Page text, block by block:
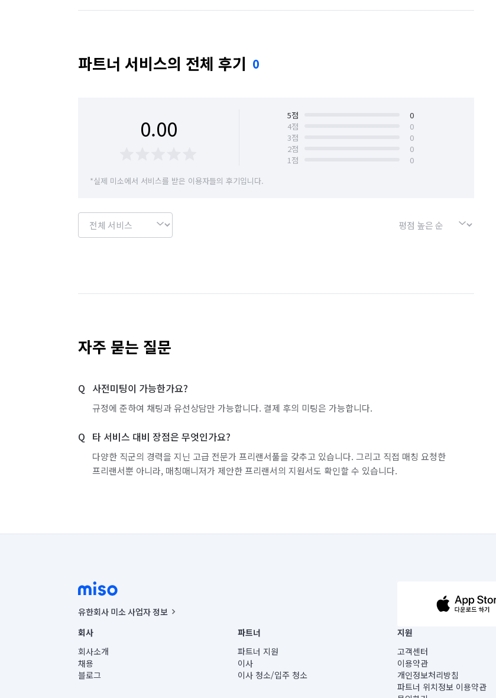
파트너 서비스의 전체 후기 0
0.00 5점
0
4점
0
3점
0
2점
0
1점
0
*실제 미소에서 서비스를 받은 이용자들의 후기입니다.
자주 묻는 질문
사전미팅이 가능한가요?
규정에 준하여 채팅과 유선상담만 가능합니다. 결제 후의 미팅은 가능합니다.
타 서비스 대비 장점은 무엇인가요?
다양한 직군의 경력을 지닌 고급 전문가 프리랜서풀을 갖추고 있습니다. 그리고 직접 매칭 요청한
프리랜서뿐 아니라, 매칭매니저가 제안한 프리랜서의 지원서도 확인할 수 있습니다.
유한회사 미소 사업자 정보
사업자등록번호 : 291-87-00271 | 인허가번호 : 2016-3220163-14-5-00019 |
통신판매신고번호 : 2024-서울종로-1400(공정거래위원회 정보) |
대표이사 : CHING VICTOR COLUMBIA RHEE
주소 | 본사: 서울특별시 종로구 율곡로 6(중학동, 트윈트리빌딩) B동 5층
컨택센터 : 서울특별시 종로구 수송동 율곡로 24, 7층, 8층 미소
회사
회사소개
채용
블로그
파트너
파트너 지원
이사
이사 청소/입주 청소
지원
고객센터
이용약관
개인정보처리방침
파트너 위치정보 이용약관